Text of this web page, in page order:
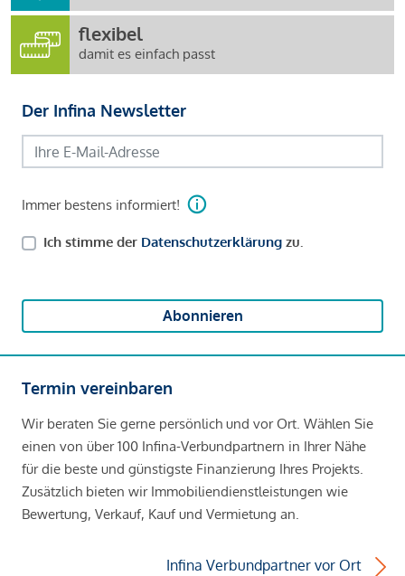
flexibel
damit es einfach passt
Der Infina Newsletter
Immer bestens informiert!
Ich stimme der Datenschutzerklärung zu.
Abonnieren
Termin vereinbaren
Wir beraten Sie gerne persönlich und vor Ort. Wählen Sie
einen von über 100 Infina-Verbundpartnern in Ihrer Nähe
für die beste und günstigste Finanzierung Ihres Projekts.
Zusätzlich bieten wir Immobiliendienstleistungen wie
Bewertung, Verkauf, Kauf und Vermietung an.
Infina Verbundpartner vor Ort